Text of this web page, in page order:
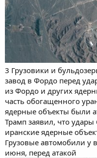
3 Грузовики и
завод в Фордо перед
из Фордо и других
часть обогащенного
ядерные объекты были
Трамп заявил, что
иранские ядерные
Грузовые автомобили у
июня, перед атакой